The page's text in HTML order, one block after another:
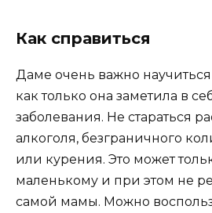
Как справиться
Даме очень важно научиться
как только она заметила в
заболевания. Не стараться
алкоголя, безграничного
или курения. Это может
маленькому и при этом не
самой мамы. Можно